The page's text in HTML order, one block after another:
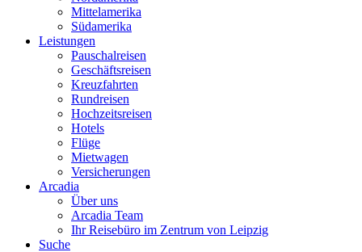
Mittelamerika
Südamerika
Leistungen
Pauschalreisen
Geschäftsreisen
Kreuzfahrten
Rundreisen
Hochzeitsreisen
Hotels
Flüge
Mietwagen
Versicherungen
Arcadia
Über uns
Arcadia Team
Ihr Reisebüro im Zentrum von Leipzig
Suche